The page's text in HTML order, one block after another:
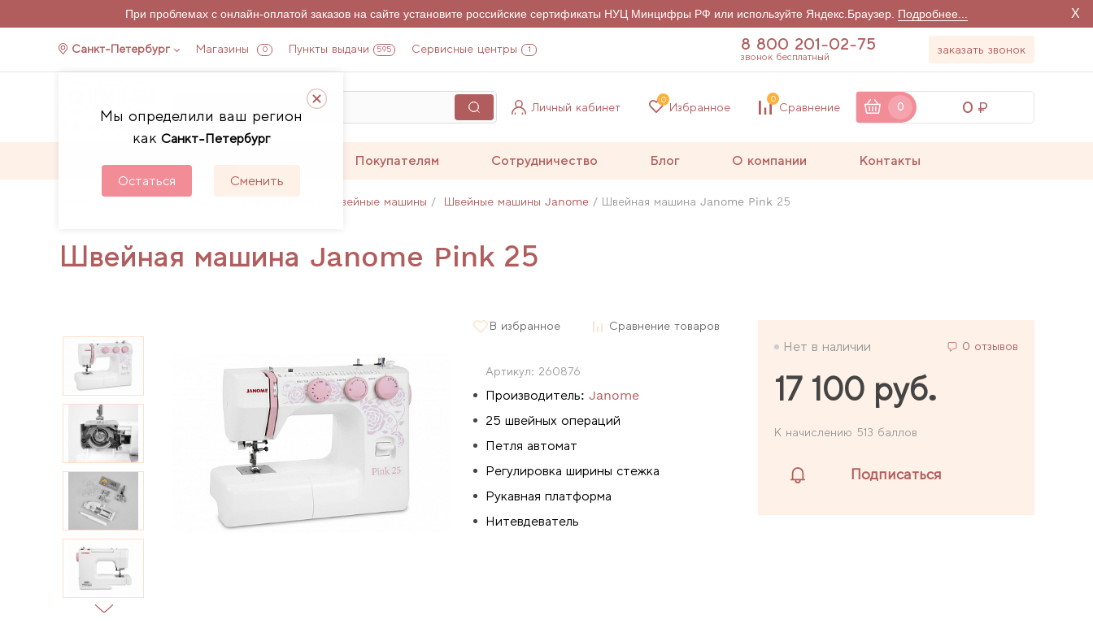
При проблемах с онлайн-оплатой заказов на сайте установите российские сертификаты НУЦ Минцифры РФ или используйте Яндекс.Браузер. Подробнее... X
Санкт-Петербург Магазины 0 Пункты выдачи 595 Сервисные центры 1
Мы определили ваш регион
как Санкт-Петербург
Остаться Сменить
8 800 201-02-75
звонок бесплатный
заказать звонок
Личный кабинет Избранное
0
Сравнение
0
0 0
Покупателям Сотрудничество Блог О компании Контакты
Каталог Швейное оборудование Швейные машины Швейные машины Janome Швейная машина Janome Pink 25
Швейная машина Janome Pink 25
В избранное Сравнение товаров
Артикул: 260876
Производитель: Janome
25 швейных операций
Петля автомат
Регулировка ширины стежка
Рукавная платформа
Нитевдеватель
Нет в наличии 0 отзывов
17 100 руб.
К начислению 513 баллов
Подписаться